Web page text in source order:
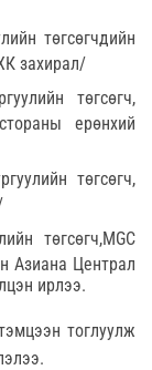
төгсөгчдийн
захирал/
төгсөгч,
ерөнхий
төгсөгч,
төгсөгч,MGC
Азиана Централ
ирлээ.
тоглуулж